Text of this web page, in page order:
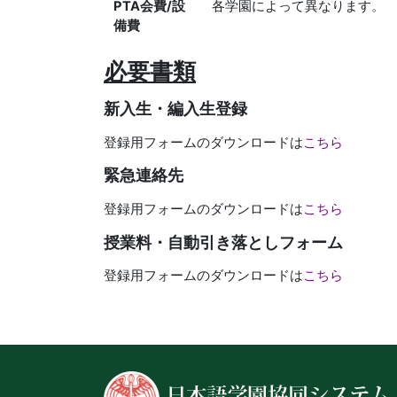
PTA会費/設
備費
各学園によって異なります。
必要書類
新入生・編入生登録
登録用フォームのダウンロードはこちら
緊急連絡先
登録用フォームのダウンロードはこちら
授業料・自動引き落としフォーム
登録用フォームのダウンロードはこちら